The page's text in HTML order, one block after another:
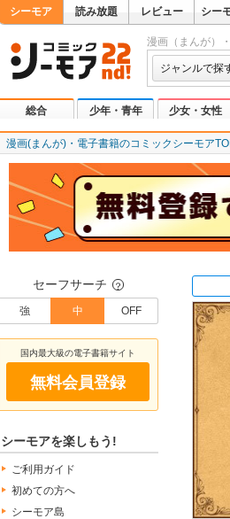
シーモア 読み放題 レビュー シー
漫画（まんが）
ジャンルで探
総合 少年・青年 少女・女性
漫画(まんが)・電子書籍のコミックシーモア
セーフサーチ ？
強 中 OFF
国内最大級の電子書籍サイト
無料会員登録
シーモアを楽しもう!
ご利用ガイド
初めての方へ
シーモア島